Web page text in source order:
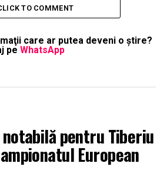
TO COMMENT
care ar putea deveni o ştire?
pe WhatsApp
pentru Tiberiu
European